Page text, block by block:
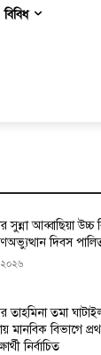
বিবিধ
সুন্না আব্বাছিয়া উচ্চ
দিবস
তাহমিনা তমা
মানবিক বিভাগে
নির্বাচিত